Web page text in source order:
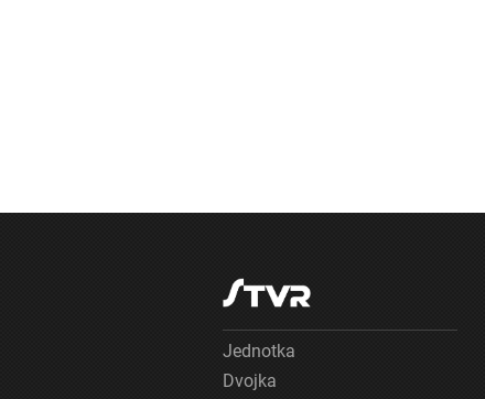
Jednotka
Dvojka